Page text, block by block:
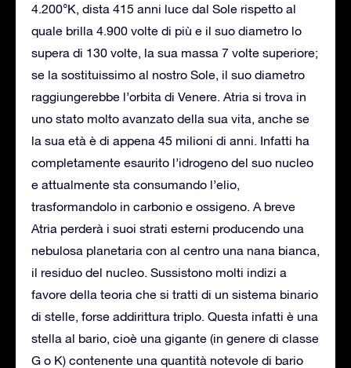
4.200°K, dista 415 anni luce dal Sole rispetto al
quale brilla 4.900 volte di più e il suo diametro lo
supera di 130 volte, la sua massa 7 volte superiore;
se la sostituissimo al nostro Sole, il suo diametro
raggiungerebbe l’orbita di Venere. Atria si trova in
uno stato molto avanzato della sua vita, anche se
la sua età è di appena 45 milioni di anni. Infatti ha
completamente esaurito l’idrogeno del suo nucleo
e attualmente sta consumando l’elio,
trasformandolo in carbonio e ossigeno. A breve
Atria perderà i suoi strati esterni producendo una
nebulosa planetaria con al centro una nana bianca,
il residuo del nucleo. Sussistono molti indizi a
favore della teoria che si tratti di un sistema binario
di stelle, forse addirittura triplo. Questa infatti è una
stella al bario, cioè una gigante (in genere di classe
G o K) contenente una quantità notevole di bario